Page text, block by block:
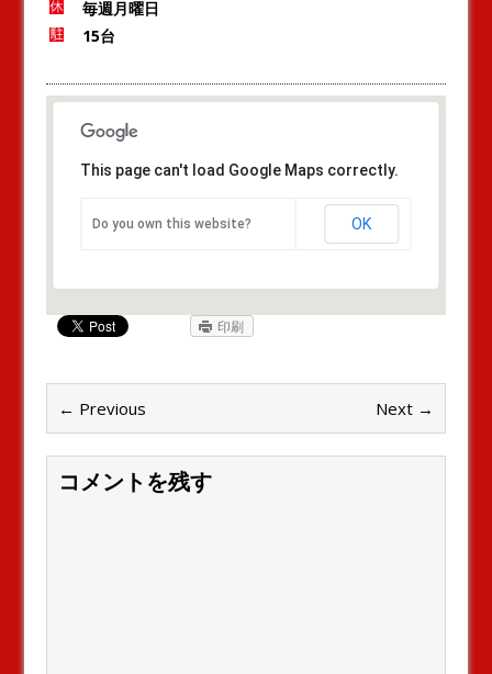
毎週月曜日
15台
This page can't load Google Maps correctly.
Do you own this website? OK
印刷
← Previous Next →
コメントを残す